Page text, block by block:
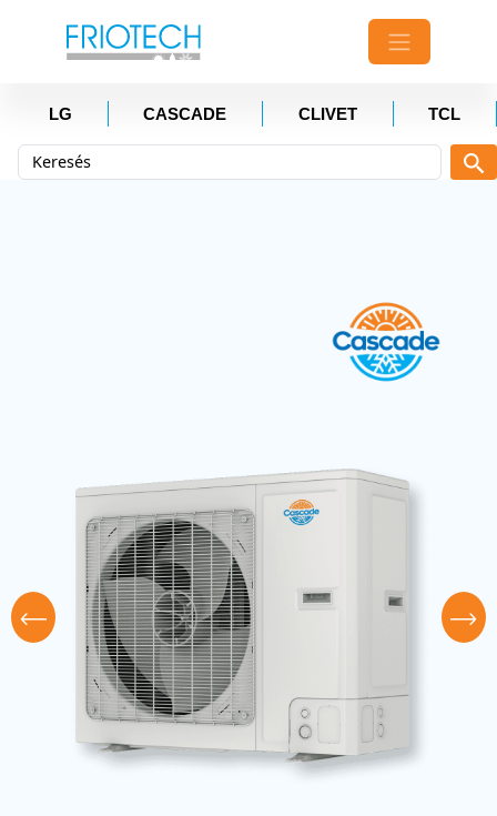
LG CASCADE CLIVET TCL